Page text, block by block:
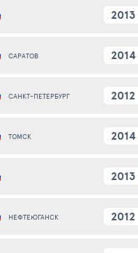
2013
САРАТОВ 2014
САНКТ-ПЕТЕРБУРГ 2012
ТОМСК 2014
2013
НЕФТЕЮГАНСК 2012